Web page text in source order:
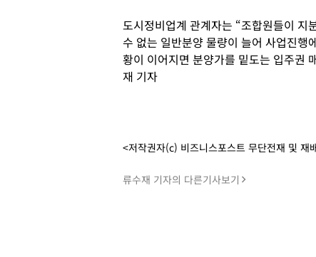
도시정비업계 관계자는 “조합원들이 지
수 없는 일반분양 물량이 늘어 사업진행
황이 이어지면 분양가를 밑도는 입주권
재 기자
<저작권자(c) 비즈니스포스트 무단전재 및 재
류수재 기자의 다른기사보기